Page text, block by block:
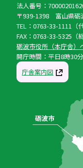
法人番号：
〒939-1398 富山県砺
TEL：0763-33-1111（代
FAX：0763-33-5325（
砺波市役所（本庁舎）
開庁時間：平日8時30
庁舎案内図